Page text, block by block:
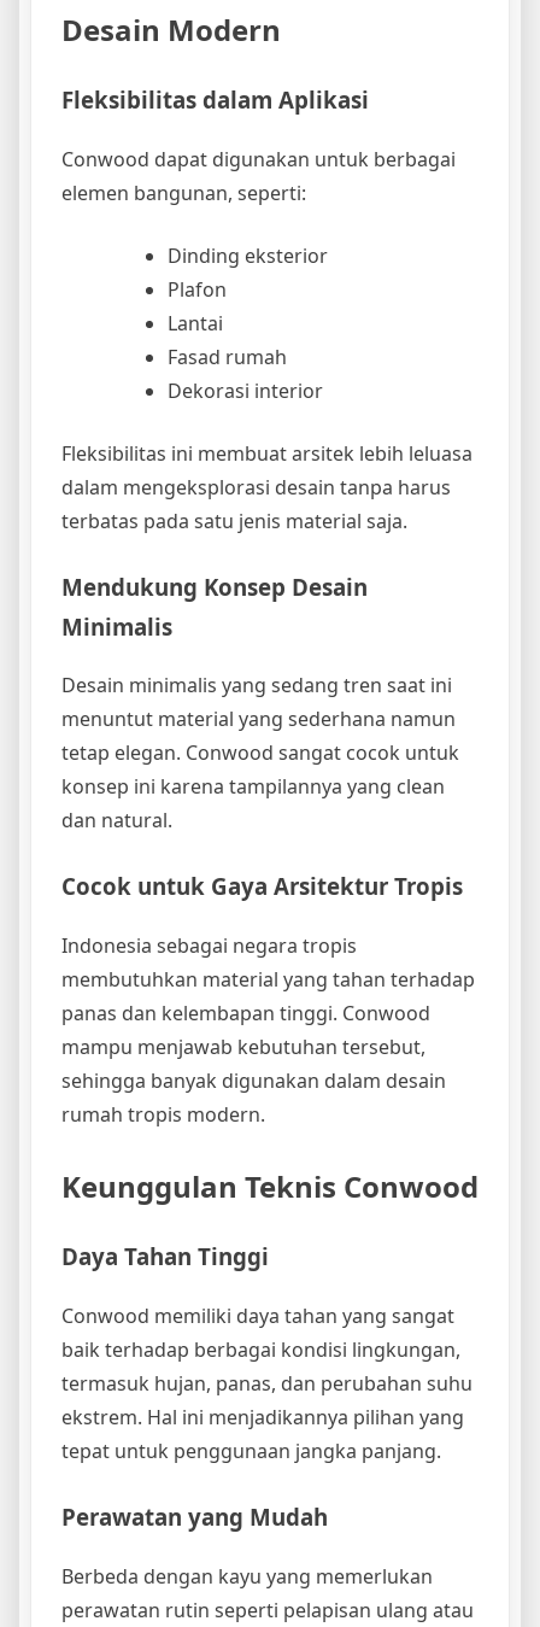
Desain Modern
Fleksibilitas dalam Aplikasi
Conwood dapat digunakan untuk berbagai
elemen bangunan, seperti:
Dinding eksterior
Plafon
Lantai
Fasad rumah
Dekorasi interior
Fleksibilitas ini membuat arsitek lebih leluasa
dalam mengeksplorasi desain tanpa harus
terbatas pada satu jenis material saja.
Mendukung Konsep Desain
Minimalis
Desain minimalis yang sedang tren saat ini
menuntut material yang sederhana namun
tetap elegan. Conwood sangat cocok untuk
konsep ini karena tampilannya yang clean
dan natural.
Cocok untuk Gaya Arsitektur Tropis
Indonesia sebagai negara tropis
membutuhkan material yang tahan terhadap
panas dan kelembapan tinggi. Conwood
mampu menjawab kebutuhan tersebut,
sehingga banyak digunakan dalam desain
rumah tropis modern.
Keunggulan Teknis Conwood
Daya Tahan Tinggi
Conwood memiliki daya tahan yang sangat
baik terhadap berbagai kondisi lingkungan,
termasuk hujan, panas, dan perubahan suhu
ekstrem. Hal ini menjadikannya pilihan yang
tepat untuk penggunaan jangka panjang.
Perawatan yang Mudah
Berbeda dengan kayu yang memerlukan
perawatan rutin seperti pelapisan ulang atau